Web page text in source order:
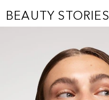
BEAUTY STORIES
Slider overslaan